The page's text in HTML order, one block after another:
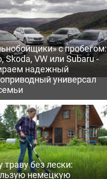
с пробегом:
Skoda, VW или Subaru -
надежный
универсал
без лески:
немецкую